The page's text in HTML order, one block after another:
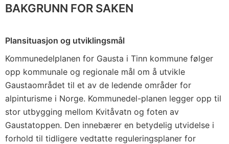
BAKGRUNN FOR SAKEN
Plansituasjon og utviklingsmål
Kommunedelplanen for Gausta i Tinn kommune følger
opp kommunale og regionale mål om å utvikle
Gaustaområdet til et av de ledende områder for
alpinturisme i Norge. Kommunedel-planen legger opp til
stor utbygging mellom Kvitåvatn og foten av
Gaustatoppen. Den innebærer en betydelig utvidelse i
forhold til tidligere vedtatte reguleringsplaner for